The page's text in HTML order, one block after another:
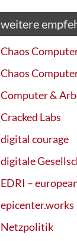
weitere
Chaos
Chaos
Computer &
Cracked Labs
digital courage
digitale
EDRI –
epicenter.works
Netzpolitik